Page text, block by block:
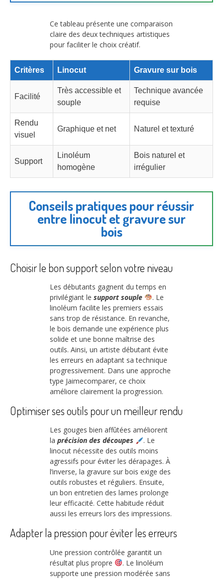
Ce tableau présente une comparaison
claire des deux techniques artistiques
pour faciliter le choix créatif.
Critères Linocut Gravure sur bois
Facilité
Très accessible et
souple
Technique avancée
requise
Rendu
visuel
Graphique et net Naturel et texturé
Support
Linoléum
homogène
Bois naturel et
irrégulier
Conseils pratiques pour réussir
entre linocut et gravure sur
bois
Choisir le bon support selon votre niveau
Les débutants gagnent du temps en
privilégiant le support souple
. Le
linoléum facilite les premiers essais
sans trop de résistance. En revanche,
le bois demande une expérience plus
solide et une bonne maîtrise des
outils. Ainsi, un artiste débutant évite
les erreurs en adaptant sa technique
progressivement. Dans une approche
type Jaimecomparer, ce choix
améliore clairement la progression.
Optimiser ses outils pour un meilleur rendu
Les gouges bien affûtées améliorent
la précision des découpes
. Le
linocut nécessite des outils moins
agressifs pour éviter les dérapages. À
l’inverse, la gravure sur bois exige des
outils robustes et réguliers. Ensuite,
un bon entretien des lames prolonge
leur efficacité. Cette habitude réduit
aussi les erreurs lors des impressions.
Adapter la pression pour éviter les erreurs
Une pression contrôlée garantit un
résultat plus propre
. Le linoléum
supporte une pression modérée sans